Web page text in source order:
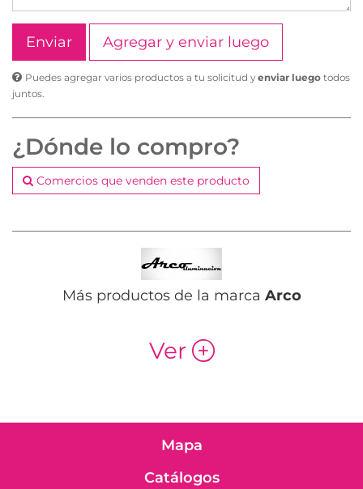
Agregar y enviar luego
Puedes agregar varios productos a tu solicitud y enviar luego todos
juntos.
¿Dónde lo compro?
Comercios que venden este producto
Más productos de la marca Arco
Ver p
Mapa
Catálogos